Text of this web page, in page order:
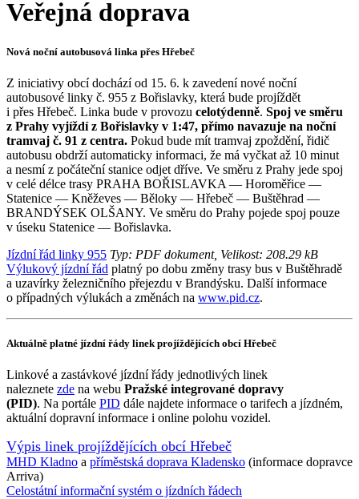
Veřejná doprava
Nová noční autobusová linka přes Hřebeč
Z iniciativy obcí dochází od 15. 6. k zavedení nové noční
autobusové linky č. 955 z Bořislavky, která bude projíždět
i přes Hřebeč. Linka bude v provozu celotýdenně. Spoj ve směru
z Prahy vyjíždí z Bořislavky v 1:47, přímo navazuje na noční
tramvaj č. 91 z centra. Pokud bude mít tramvaj zpoždění, řidič
autobusu obdrží automaticky informaci, že má vyčkat až 10 minut
a nesmí z počáteční stanice odjet dříve. Ve směru z Prahy jede spoj
v celé délce trasy PRAHA BOŘISLAVKA — Horoměřice —
Statenice — Kněževes — Běloky — Hřebeč — Buštěhrad —
BRANDÝSEK OLŠANY. Ve směru do Prahy pojede spoj pouze
v úseku Statenice — Bořislavka.
Jízdní řád linky 955 Typ: PDF dokument, Velikost: 208.29 kB
Výlukový jízdní řád platný po dobu změny trasy bus v Buštěhradě
a uzavírky železničního přejezdu v Brandýsku. Další informace
o případných výlukách a změnách na www.pid.cz.
Aktuálně platné jízdní řády linek projíždějících obcí Hřebeč
Linkové a zastávkové jízdní řády jednotlivých linek
naleznete zde na webu Pražské integrované dopravy
(PID). Na portále PID dále najdete informace o tarifech a jízdném,
aktuální dopravní informace i online polohu vozidel.
Výpis linek projíždějících obcí Hřebeč
MHD Kladno a příměstská doprava Kladensko (informace dopravce
Arriva)
Celostátní informační systém o jízdních řádech